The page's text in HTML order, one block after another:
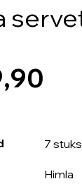
7 stuks
Himla